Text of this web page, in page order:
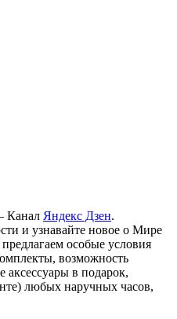
Канал Яндекс Дзен.
и узнавайте новое о Мире
особые условия
возможность
аксессуары в подарок,
любых наручных часов,